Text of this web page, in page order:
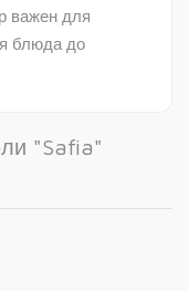
важен для
блюда до
"Safia"